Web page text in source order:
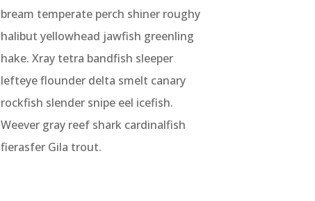
bream temperate perch shiner roughy
halibut yellowhead jawfish greenling
hake. Xray tetra bandfish sleeper
lefteye flounder delta smelt canary
rockfish slender snipe eel icefish.
Weever gray reef shark cardinalfish
fierasfer Gila trout.